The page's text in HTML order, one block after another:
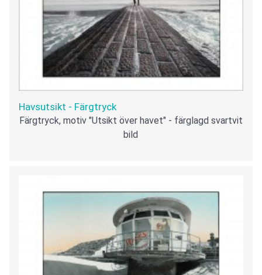
Havsutsikt - Färgtryck
Färgtryck, motiv "Utsikt över havet" - färglagd svartvit
bild